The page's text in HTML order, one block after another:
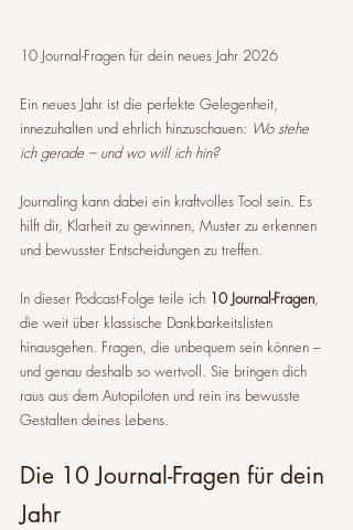
10 Journal-Fragen für dein neues Jahr 2026
Ein neues Jahr ist die perfekte Gelegenheit,
innezuhalten und ehrlich hinzuschauen: Wo stehe
ich gerade – und wo will ich hin?
Journaling kann dabei ein kraftvolles Tool sein. Es
hilft dir, Klarheit zu gewinnen, Muster zu erkennen
und bewusster Entscheidungen zu treffen.
In dieser Podcast-Folge teile ich 10 Journal-Fragen
die weit über klassische Dankbarkeitslisten
hinausgehen. Fragen, die unbequem sein können –
und genau deshalb so wertvoll. Sie bringen dich
raus aus dem Autopiloten und rein ins bewusste
Gestalten deines Lebens.
Die 10 Journal-Fragen für dein
Jahr